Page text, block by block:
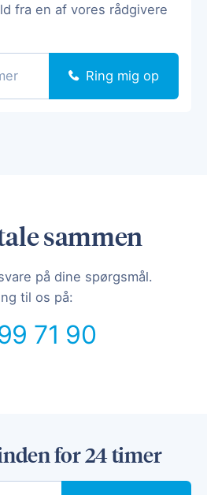
fra en af vores rådgivere
Ring mig op
sammen
på dine spørgsmål.
til os på:
71 90
for 24 timer